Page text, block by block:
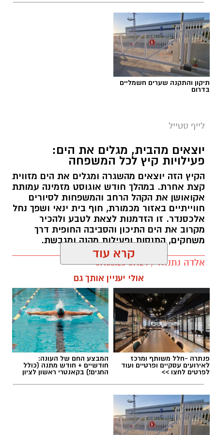
תיקון והתקנה שערים חשמליים
בדרום
לייף סטייל
יוצאים מהבית, מגלים את הים:
פעילויות קיץ לכל המשפחה
הקיץ הזה יוצאים מהשגרה ומגלים את הים מזווית
קצת אחרת. במהלך חודש אוגוסט מזמינה עמותת
אקואושן את הקהל הרחב והמשפחות לסיורים
חווייתיים באזור מכמורת, חוף בית ינאי ושפך נחל
אלכסנדר. זו הזדמנות לצאת לטבע ולהכיר
מקרוב את הים התיכון והסביבה החופית דרך
משחקים, התנסות ופעילות מהנה ומגבשת.
אלדה נתנאל / 09:24 07.08.26
תגים:טיול
קרא עוד
אולי יעניין אותך גם
פנתרה -חלל משותף ומרכז
לאירועים עסקיים ופרטיים ועוד
לפרטים לחצו >>
המבצע החם של העונה:
חודשיים + חודש מתנה (כולל
החגים!) בקאנטרי ראשון לציון